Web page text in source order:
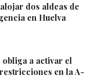
dos aldeas de
en Huelva
a activar el
en la A-